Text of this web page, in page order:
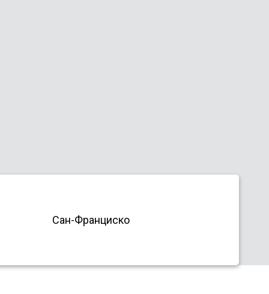
Сан-Франциско